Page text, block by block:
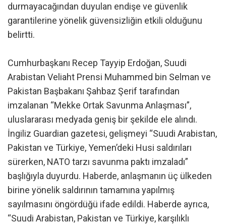
durmayacağından duyulan endişe ve güvenlik
garantilerine yönelik güvensizliğin etkili olduğunu
belirtti.
Cumhurbaşkanı Recep Tayyip Erdoğan, Suudi
Arabistan Veliaht Prensi Muhammed bin Selman ve
Pakistan Başbakanı Şahbaz Şerif tarafından
imzalanan “Mekke Ortak Savunma Anlaşması”,
uluslararası medyada geniş bir şekilde ele alındı.
İngiliz Guardian gazetesi, gelişmeyi “Suudi Arabistan,
Pakistan ve Türkiye, Yemen’deki Husi saldırıları
sürerken, NATO tarzı savunma paktı imzaladı”
başlığıyla duyurdu. Haberde, anlaşmanın üç ülkeden
birine yönelik saldırının tamamına yapılmış
sayılmasını öngördüğü ifade edildi. Haberde ayrıca,
“Suudi Arabistan, Pakistan ve Türkiye, karşılıklı